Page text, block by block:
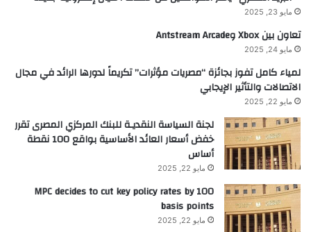
مايو 23, 2025
تعاون بين Xbox وAntstream Arcade
مايو 24, 2025
لمياء كامل تفوز بجائزة “مصريات مؤثرات” تكريماً لدورها الرائد في مجال
الاتصالات والتأثير الإيجابي
مايو 22, 2025
لجنة السياسة النقديـة للبنك المركزي المصرى تقرر
خفض أسعار العائد الأساسية بواقع 100 نقطة
أساس
مايو 22, 2025
MPC decides to cut key policy rates by 100
basis points
مايو 22, 2025